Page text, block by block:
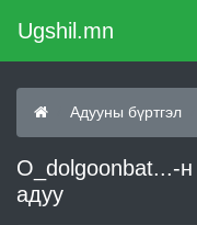
Ugshil.mn
Адууны бүртгэл
O_dolgoonbat...-н
адуу